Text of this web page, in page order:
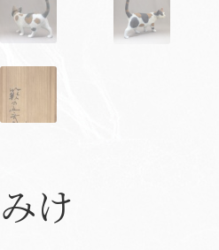
みけ